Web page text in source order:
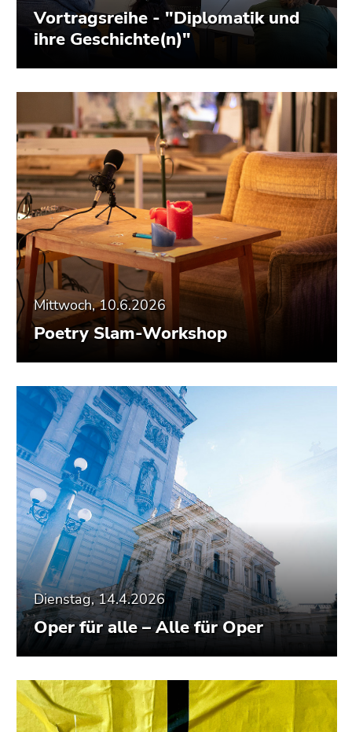
Vortragsreihe - "Diplomatik und
ihre Geschichte(n)"
Mittwoch, 10.6.2026
Poetry Slam-Workshop
Dienstag, 14.4.2026
Oper für alle – Alle für Oper